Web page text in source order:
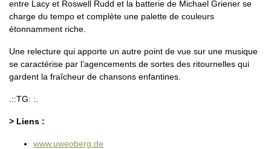
entre Lacy et Roswell Rudd et la batterie de Michael Griener se
charge du tempo et complète une palette de couleurs
étonnamment riche.
Une relecture qui apporte un autre point de vue sur une musique
se caractérise par l’agencements de sortes des ritournelles qui
gardent la fraîcheur de chansons enfantines.
.::TG: :.
> Liens :
www.uweoberg.de